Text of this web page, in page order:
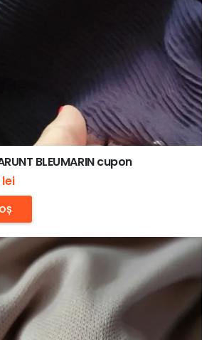
BLEUMARIN cupon
leiPrețul
curent
este:
29,00 lei.